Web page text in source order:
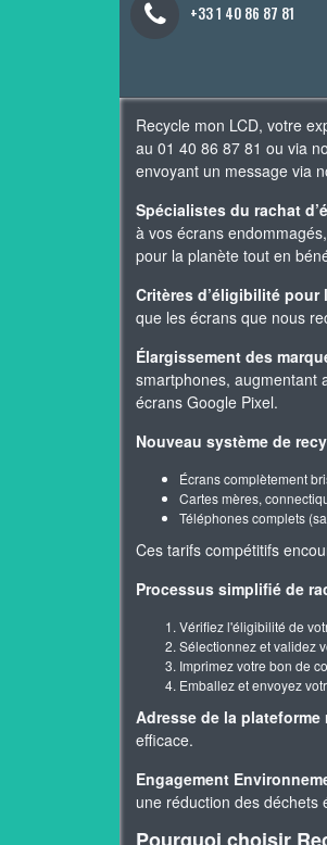
+33 1 40 86 87 81
Recycle mon LCD, votre
au 01 40 86 87 81 ou via
envoyant un message via
Spécialistes du rachat
à vos écrans
pour la planète tout en
Critères d’éligibilité pour
que les écrans que nous
Élargissement des
smartphones, augmentant
écrans Google Pixel.
Nouveau système de
Écrans complètement
Cartes mères,
Téléphones complets
Ces tarifs compétitifs
Processus simplifié de
Vérifiez l'éligibilité de
Sélectionnez et validez
Imprimez votre bon de
Emballez et envoyez
Adresse de la plateforme
efficace.
Engagement
une réduction des déchets